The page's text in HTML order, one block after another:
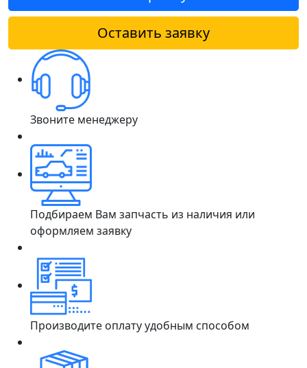
Оставить заявку
Звоните менеджеру
Подбираем Вам запчасть из наличия или
оформляем заявку
Производите оплату удобным способом